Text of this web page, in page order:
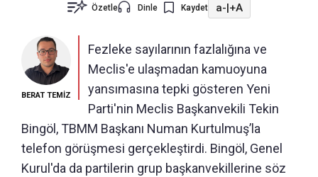
Özetle Dinle Kaydet a-|+A
BERAT TEMİZ
Fezleke sayılarının fazlalığına ve
Meclis'e ulaşmadan kamuoyuna
yansımasına tepki gösteren Yeni
Parti'nin Meclis Başkanvekili Tekin
Bingöl, TBMM Başkanı Numan Kurtulmuş’la
telefon görüşmesi gerçekleştirdi. Bingöl, Genel
Kurul'da da partilerin grup başkanvekillerine söz